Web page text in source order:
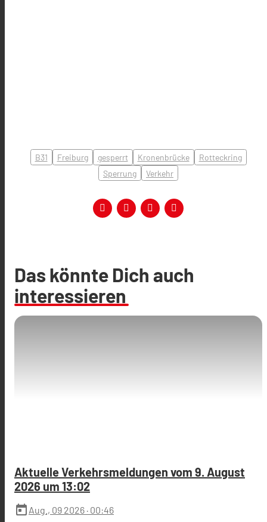
B31 Freiburg gesperrt Kronenbrücke
Rotteckring
Sperrung
Verkehr
Das könnte Dich auch
interessieren
Aktuelle Verkehrsmeldungen vom 9. August
2026 um 13:02
today Aug., 09 2026 · 00:46